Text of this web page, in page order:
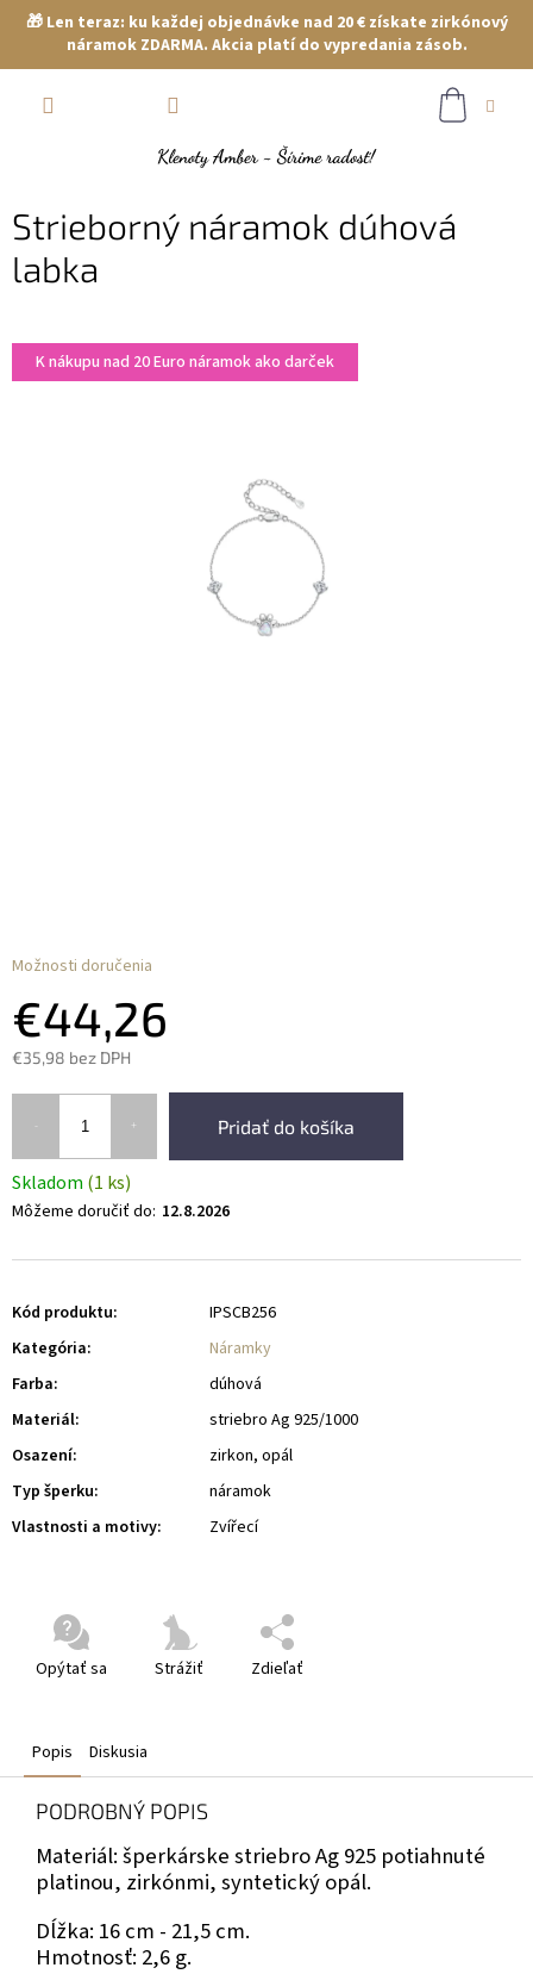
🎁 Len teraz: ku každej objednávke nad 20 € získate zirkónový
náramok ZDARMA. Akcia platí do vypredania zásob.
Strieborný náramok dúhová
labka
K nákupu nad 20 Euro náramok ako darček
€44,26
€35,98 bez DPH
Pridať do košíka
Skladom (1 ks)
Môžeme doručiť do: 12.8.2026
Možnosti doručenia
Opýtať sa Strážiť Zdieľať
Kód produktu:
IPSCB256
Kategória:
Náramky
Farba:
dúhová
Materiál:
striebro Ag 925/1000
Osazení:
zirkon, opál
Typ šperku:
náramok
Vlastnosti a motivy: Zvířecí
Popis Diskusia
PODROBNÝ POPIS
Materiál: šperkárske striebro Ag 925 potiahnuté
platinou, zirkónmi, syntetický opál.
Dĺžka: 16 cm - 21,5 cm.
Hmotnosť: 2,6 g.